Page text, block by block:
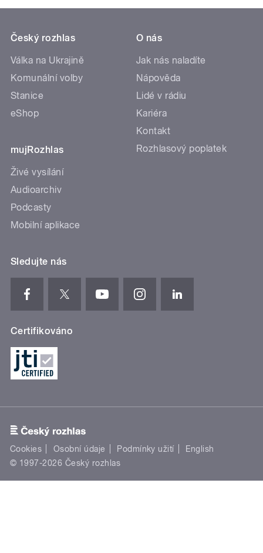
Český rozhlas
Válka na Ukrajině
Komunální volby
Stanice
eShop
mujRozhlas
Živé vysílání
Audioarchiv
Podcasty
Mobilní aplikace
O nás
Jak nás naladíte
Nápověda
Lidé v rádiu
Kariéra
Kontakt
Rozhlasový poplatek
Sledujte nás
Certifikováno
Cookies Osobní údaje Podmínky užití
English
© 1997-2026 Český rozhlas